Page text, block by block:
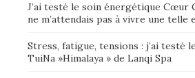
J’ai testé le soin énergétique Cœur
ne m’attendais pas à vivre une telle
Stress, fatigue, tensions : j’ai testé
TuiNa »Himalaya » de Lanqi Spa